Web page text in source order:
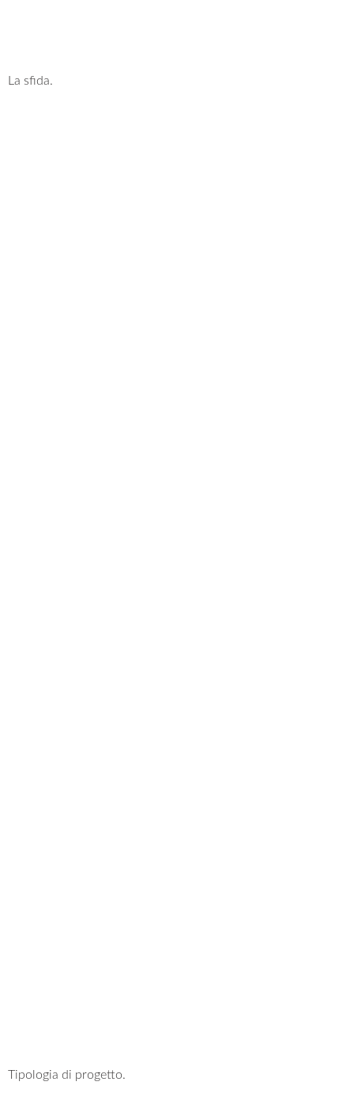
La sfida.
Tipologia di progetto.